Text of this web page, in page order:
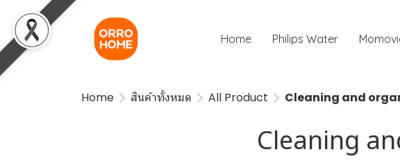
Home Philips Water
Home สินค้าทั้งหมด All Product Cleaning and
Cleaning